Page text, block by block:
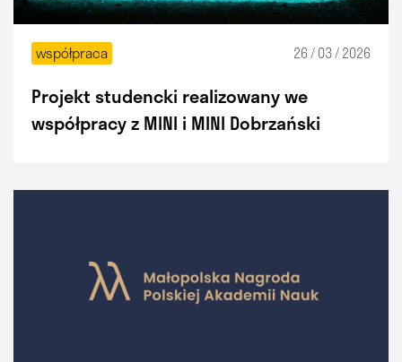
współpraca 26 / 03 / 2026
Projekt studencki realizowany we
współpracy z MINI i MINI Dobrzański